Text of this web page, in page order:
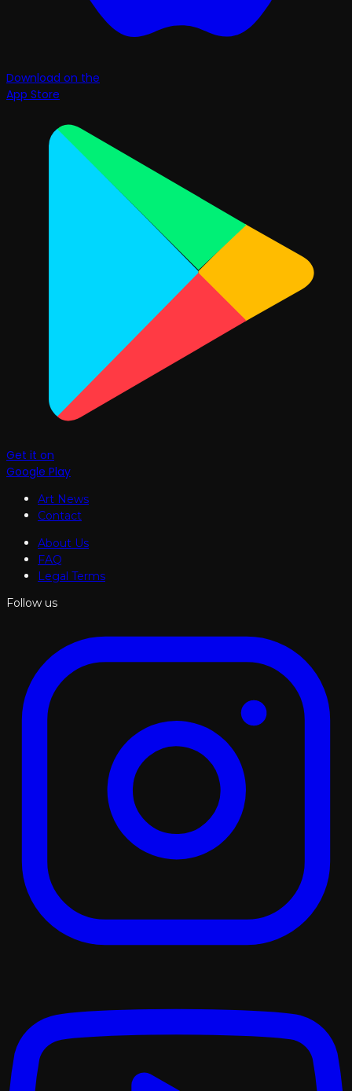
Download on the
App Store
Get it on
Google Play
Art News
Contact
About Us
FAQ
Legal Terms
Follow us